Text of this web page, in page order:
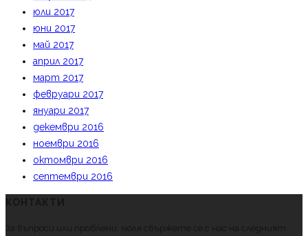
юли 2017
юни 2017
май 2017
април 2017
март 2017
февруари 2017
януари 2017
декември 2016
ноември 2016
октомври 2016
септември 2016
За въпроси или проблеми, моля свържете се с нас на следният